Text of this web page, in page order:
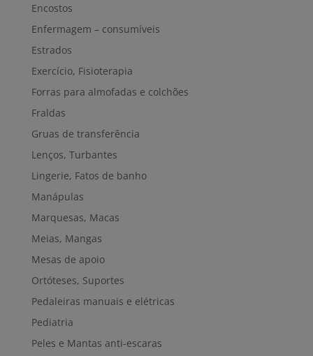
Encostos
Enfermagem – consumíveis
Estrados
Exercício, Fisioterapia
Forras para almofadas e colchões
Fraldas
Gruas de transferência
Lenços, Turbantes
Lingerie, Fatos de banho
Manápulas
Marquesas, Macas
Meias, Mangas
Mesas de apoio
Ortóteses, Suportes
Pedaleiras manuais e elétricas
Pediatria
Peles e Mantas anti-escaras